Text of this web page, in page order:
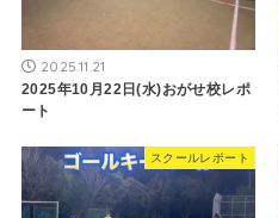
2025.11.21
2025年10月22日(水)おがせ校レポ
ート
スクールレポート